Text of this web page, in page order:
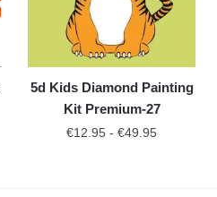
5d Kids Diamond Painting
Kit Premium-27
€12.95 - €49.95